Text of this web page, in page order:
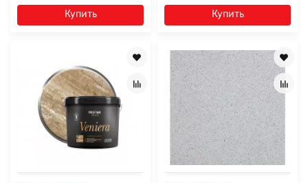
Купить Купить